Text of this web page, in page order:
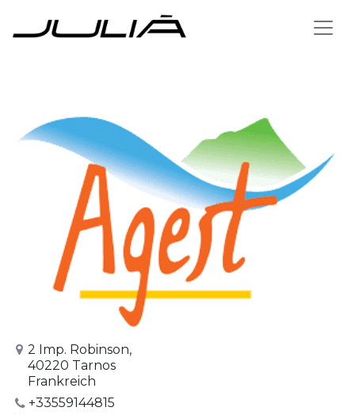
2 Imp. Robinson,
40220 Tarnos
Frankreich
+33559144815